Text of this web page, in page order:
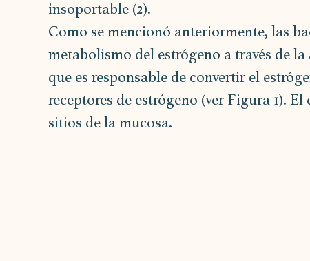
insoportable (2).
Como se mencionó anteriormente, las
metabolismo del estrógeno a través de
que es responsable de convertir el
receptores de estrógeno (ver Figura 1).
sitios de la mucosa.